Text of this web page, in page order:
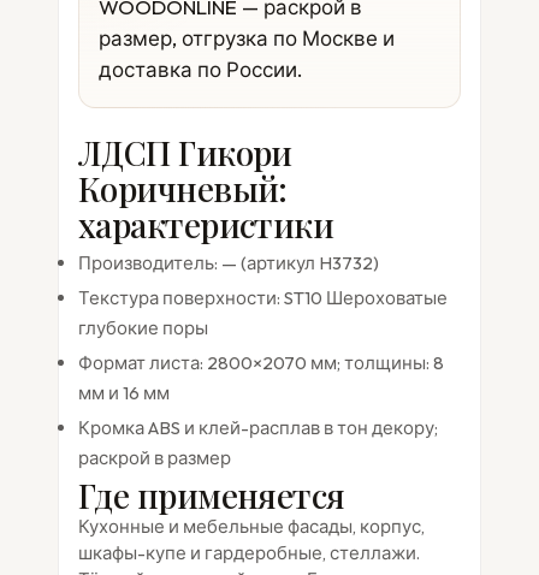
WOODONLINE — раскрой в
размер, отгрузка по Москве и
доставка по России.
ЛДСП Гикори
Коричневый:
характеристики
Производитель: — (артикул H3732)
Текстура поверхности: ST10 Шероховатые
глубокие поры
Формат листа: 2800×2070 мм; толщины: 8
мм и 16 мм
Кромка ABS и клей-расплав в тон декору;
раскрой в размер
Где применяется
Кухонные и мебельные фасады, корпус,
шкафы-купе и гардеробные, стеллажи.